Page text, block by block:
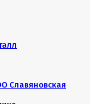
Славяновская